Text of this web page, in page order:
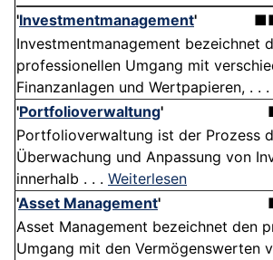
'Investmentmanagement'
Investmentmanagement bezeichnet
professionellen Umgang mit
Finanzanlagen und Wertpapieren, . . .
'Portfolioverwaltung'
Portfolioverwaltung ist der Prozess
Überwachung und Anpassung von
innerhalb . . . Weiterlesen
'Asset Management'
Asset Management bezeichnet den
Umgang mit den Vermögenswerten